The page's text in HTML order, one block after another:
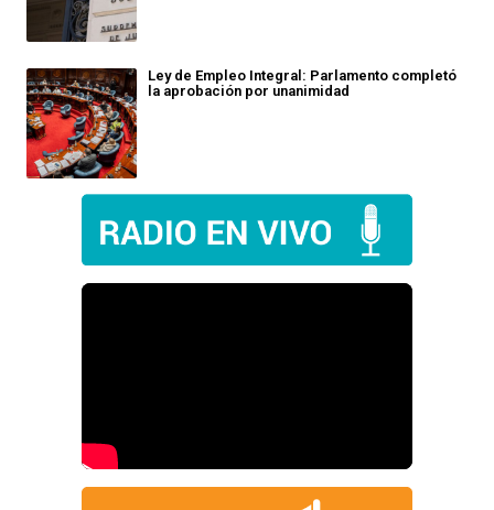
Ley de Empleo Integral: Parlamento completó
la aprobación por unanimidad